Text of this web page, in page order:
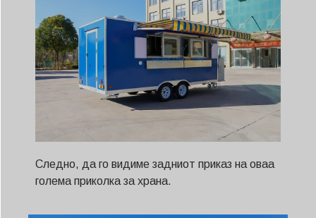
Следно, да го видиме задниот приказ на оваа
голема приколка за храна.